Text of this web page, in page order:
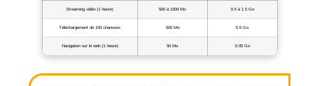
Streaming vidéo (1 heure) 500 à 1500 Mo 0.5 à 1.5 Go
Téléchargement de 100 chansons 500 Mo 0.5 Go
Navigation sur le web (1 heure) 50 Mo 0.05 Go